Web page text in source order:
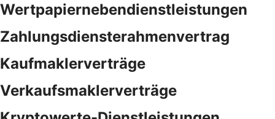
Wertpapiernebendienstleistungen
Zahlungsdiensterahmenvertrag
Kaufmaklerverträge
Verkaufsmaklerverträge